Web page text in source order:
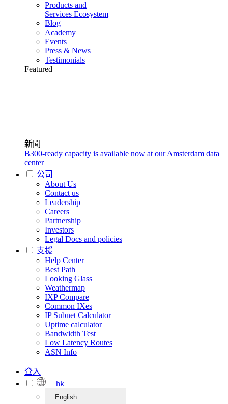
Products and
Services Ecosystem
Blog
Academy
Events
Press & News
Testimonials
Featured
新聞
B300-ready capacity is available now at our Amsterdam data
center
公司
About Us
Contact us
Leadership
Careers
Partnership
Investors
Legal Docs and policies
支援
Help Center
Best Path
Looking Glass
Weathermap
IXP Compare
Common IXes
IP Subnet Calculator
Uptime calculator
Bandwidth Test
Low Latency Routes
ASN Info
登入
hk
English